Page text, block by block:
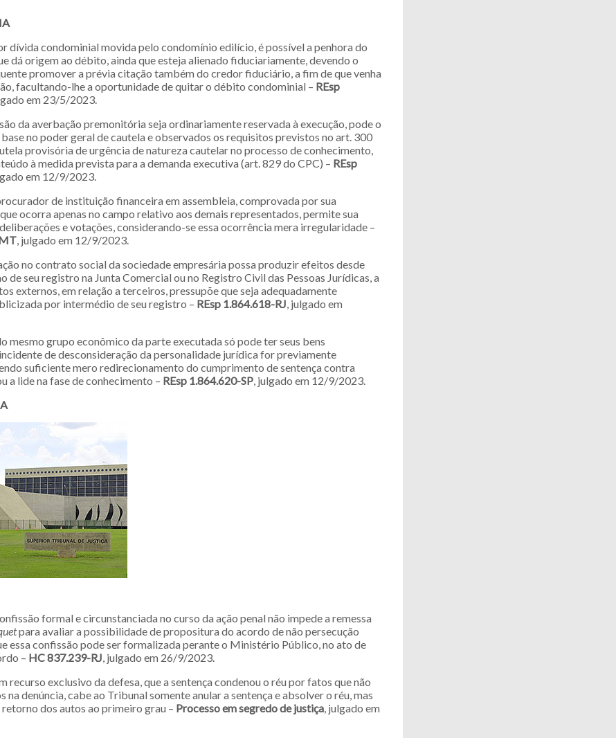
dívida condominial movida pelo condomínio edilício, é possível a penhora do
dá origem ao débito, ainda que esteja alienado fiduciariamente, devendo o
promover a prévia citação também do credor fiduciário, a fim de que venha
facultando-lhe a oportunidade de quitar o débito condominial – REsp
em 23/5/2023.
da averbação premonitória seja ordinariamente reservada à execução, pode o
no poder geral de cautela e observados os requisitos previstos no art. 300
provisória de urgência de natureza cautelar no processo de conhecimento,
à medida prevista para a demanda executiva (art. 829 do CPC) – REsp
em 12/9/2023.
de instituição financeira em assembleia, comprovada por sua
ocorra apenas no campo relativo aos demais representados, permite sua
e votações, considerando-se essa ocorrência mera irregularidade –
, julgado em 12/9/2023.
no contrato social da sociedade empresária possa produzir efeitos desde
de seu registro na Junta Comercial ou no Registro Civil das Pessoas Jurídicas, a
externos, em relação a terceiros, pressupõe que seja adequadamente
por intermédio de seu registro – REsp 1.864.618-RJ, julgado em
mesmo grupo econômico da parte executada só pode ter seus bens
de desconsideração da personalidade jurídica for previamente
suficiente mero redirecionamento do cumprimento de sentença contra
a lide na fase de conhecimento – REsp 1.864.620-SP, julgado em 12/9/2023.
formal e circunstanciada no curso da ação penal não impede a remessa
para avaliar a possibilidade de propositura do acordo de não persecução
essa confissão pode ser formalizada perante o Ministério Público, no ato de
– HC 837.239-RJ, julgado em 26/9/2023.
recurso exclusivo da defesa, que a sentença condenou o réu por fatos que não
na denúncia, cabe ao Tribunal somente anular a sentença e absolver o réu, mas
dos autos ao primeiro grau – Processo em segredo de justiça, julgado em